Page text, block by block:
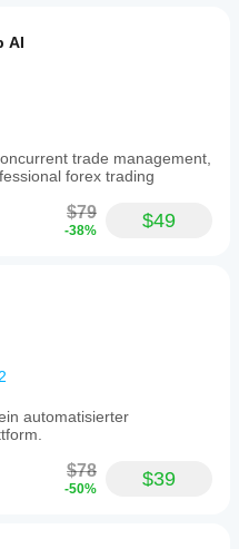
AI
trade management,
forex trading
$79
-38% $49
automatisierter
$78
-50% $39